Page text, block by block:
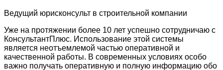
Ведущий юрисконсульт в строительной компании
Уже на протяжении более 10 лет успешно сотрудничаю с
КонсультантПлюс. Использование этой системы
является неотъемлемой частью оперативной и
качественной работы. В современных условиях особо
важно получать оперативную и полную информацию обо